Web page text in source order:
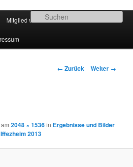
e.V.
Mitglied werden Termine
Bilder-
← Zurück Weiter →
am2048 × 1536in Ergebnisse und Bilder
2013